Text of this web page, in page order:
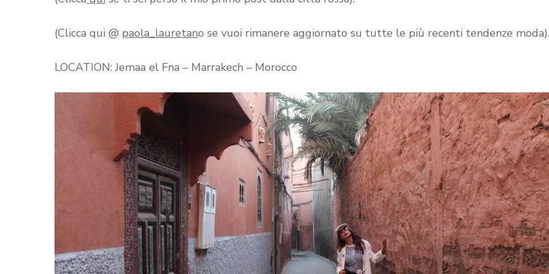
(Clicca qui @ paola_lauretano se vuoi rimanere aggiornato su tutte le più recenti tendenze moda).
LOCATION: Jemaa el Fna – Marrakech – Morocco